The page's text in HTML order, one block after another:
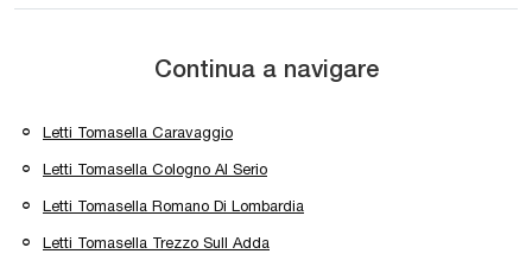
Continua a navigare
Letti Tomasella Caravaggio
Letti Tomasella Cologno Al Serio
Letti Tomasella Romano Di Lombardia
Letti Tomasella Trezzo Sull Adda